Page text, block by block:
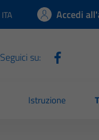
Lingua attiva:
ITA Accedi
Seguici su:
Istruzione